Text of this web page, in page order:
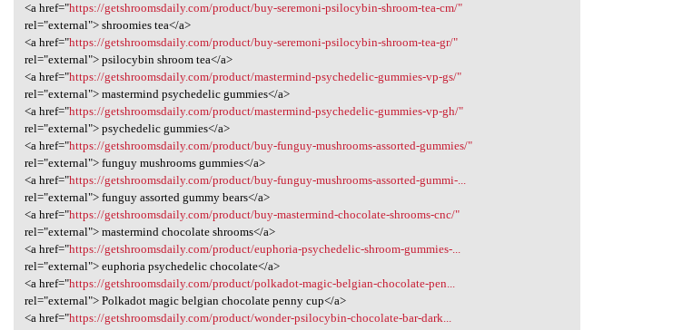
<a href="https://getshroomsdaily.com/product/buy-seremoni-psilocybin-shroom-tea-cm/"
rel="external"> shroomies tea</a>
<a href="https://getshroomsdaily.com/product/buy-seremoni-psilocybin-shroom-tea-gr/"
rel="external"> psilocybin shroom tea</a>
<a href="https://getshroomsdaily.com/product/mastermind-psychedelic-gummies-vp-gs/"
rel="external"> mastermind psychedelic gummies</a>
<a href="https://getshroomsdaily.com/product/mastermind-psychedelic-gummies-vp-gh/"
rel="external"> psychedelic gummies</a>
<a href="https://getshroomsdaily.com/product/buy-funguy-mushrooms-assorted-gummies/"
rel="external"> funguy mushrooms gummies</a>
<a href="https://getshroomsdaily.com/product/buy-funguy-mushrooms-assorted-gummi-...
rel="external"> funguy assorted gummy bears</a>
<a href="https://getshroomsdaily.com/product/buy-mastermind-chocolate-shrooms-cnc/"
rel="external"> mastermind chocolate shrooms</a>
<a href="https://getshroomsdaily.com/product/euphoria-psychedelic-shroom-gummies-...
rel="external"> euphoria psychedelic chocolate</a>
<a href="https://getshroomsdaily.com/product/polkadot-magic-belgian-chocolate-pen...
rel="external"> Polkadot magic belgian chocolate penny cup</a>
<a href="https://getshroomsdaily.com/product/wonder-psilocybin-chocolate-bar-dark...